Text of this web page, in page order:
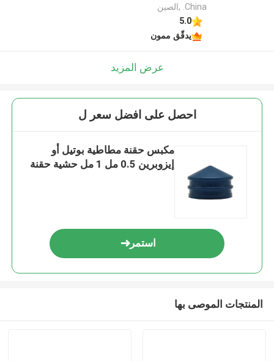
China. ,الصين
5.0
يدقّق ممون
عرض المزيد
احصل على افضل سعر ل
مكبس حقنة مطاطية بوتيل أو
إيزوبرين 0.5 مل 1 مل حشية حقنة
استمر
المنتجات الموصى بها